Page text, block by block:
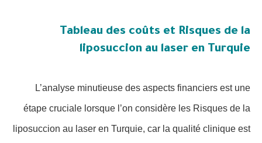
Tableau des coûts et Risques de la
liposuccion au laser en Turquie
L’analyse minutieuse des aspects financiers est une
étape cruciale lorsque l’on considère les Risques de la
liposuccion au laser en Turquie, car la qualité clinique est